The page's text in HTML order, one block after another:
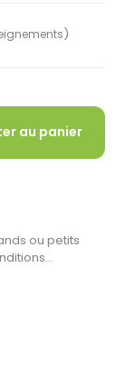
)
au panier
ou petits
de vous